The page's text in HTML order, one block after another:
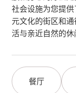
社会设施为您提
元文化的街区和
活与亲近自然的休
餐厅